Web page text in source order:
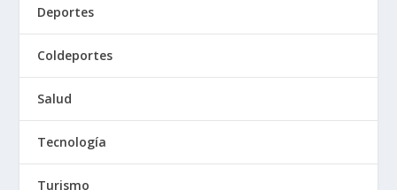
Deportes
Coldeportes
Salud
Tecnología
Turismo